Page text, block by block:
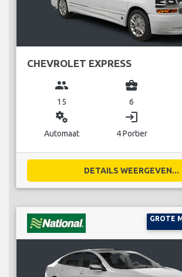
CHEVROLET EXPRESS
group
15
business_center
6
miscellaneous_services
Automaat
login
4 Portier
DETAILS WEERGEVEN...
GROTE